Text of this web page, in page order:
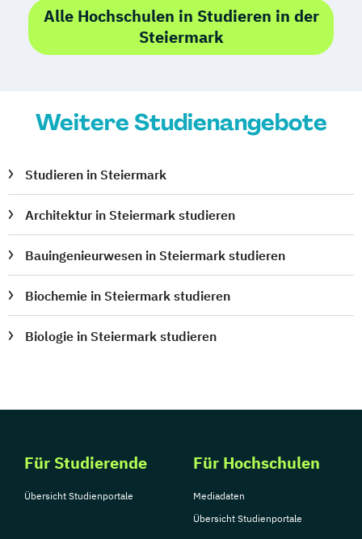
Management (DE/EN)
Marketing
Marketing und digitale Medien
Marketingmanagement Maschinenbau
Mechatronik
Mediendesign
Medieninformatik
Medienmanagement
Medizinische Informatik Medizintechnik
Modemanagement
Nachhaltiges Management New Work
Online Marketing
Online Marketing (DE/EN)
Personalmanagement
Produktdesign
Alle Hochschulen in Studieren in der
Steiermark
Weitere Studienangebote
Studieren in Steiermark
Architektur in Steiermark studieren
Bauingenieurwesen in Steiermark studieren
Biochemie in Steiermark studieren
Biologie in Steiermark studieren
Für Studierende
Übersicht Studienportale
Für Hochschulen
Mediadaten
Übersicht Studienportale